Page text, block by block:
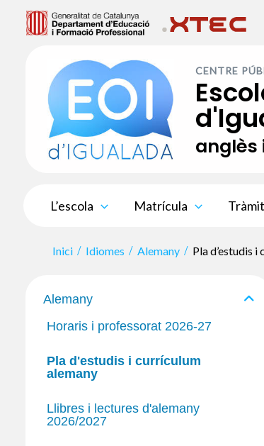
CENTRE
anglès
L’escola Matrícula
Inici Idiomes Alemany Pla d’estudis
Alemany
Horaris i professorat 2026-27
Pla d'estudis i currículum
alemany
Llibres i lectures d'alemany
2026/2027